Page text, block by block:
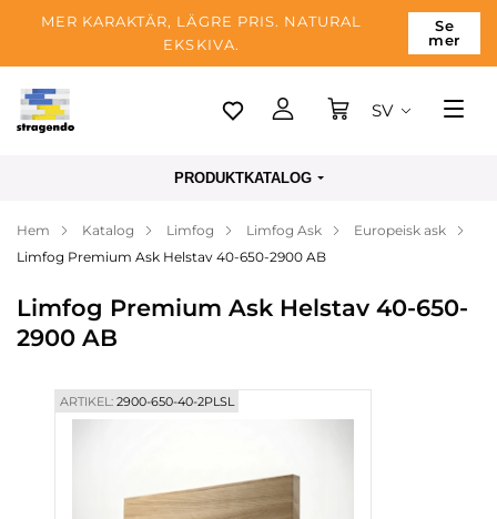
MER KARAKTÄR, LÄGRE PRIS. NATURAL
EKSKIVA.
Se
mer
Tallinn
Betalning
Blogg
SV
PRODUKTKATALOG
Hem Katalog Limfog Limfog Ask
Europeisk ask
Limfog Premium Ask Helstav 40-650-2900 AB
Limfog Premium Ask Helstav 40-650-
2900 AB
ARTIKEL:2900-650-40-2PLSL